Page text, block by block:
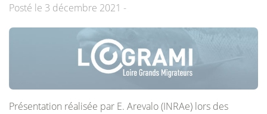
Posté le 3 décembre 2021 -
Présentation réalisée par E. Arevalo (INRAe) lors des